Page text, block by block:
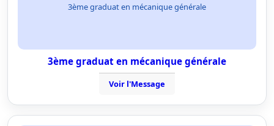
3ème graduat en mécanique générale
3ème graduat en mécanique générale
Voir l'Message